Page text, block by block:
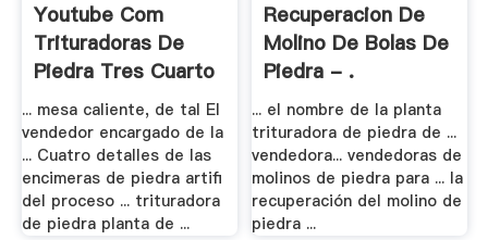
Youtube Com
Trituradoras De
Piedra Tres Cuarto
.
... mesa caliente, de tal El
vendedor encargado de la
... Cuatro detalles de las
encimeras de piedra artifi
del proceso ... trituradora
de piedra planta de ...
Recuperacion De
Molino De Bolas De
Piedra - .
... el nombre de la planta
trituradora de piedra de ...
vendedora... vendedoras de
molinos de piedra para ... la
recuperación del molino de
piedra ...